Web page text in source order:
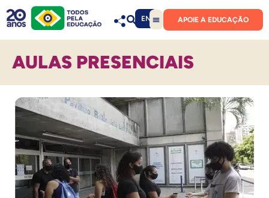
EN APOIE A EDUCAÇÃO
AULAS PRESENCIAIS